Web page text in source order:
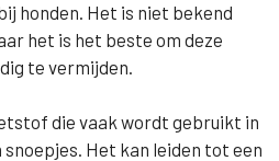
honden. Het is niet bekend
het is het beste om deze
te vermijden.
die vaak wordt gebruikt in
Het kan leiden tot een